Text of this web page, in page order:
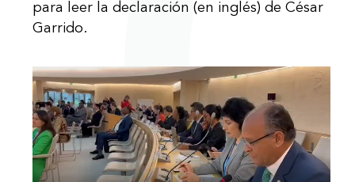
para leer la declaración (en inglés) de César
Garrido.